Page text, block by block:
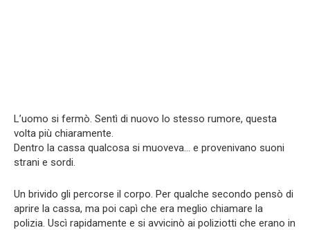
L’uomo si fermò. Sentì di nuovo lo stesso rumore, questa
volta più chiaramente.
Dentro la cassa qualcosa si muoveva… e provenivano suoni
strani e sordi.
Un brivido gli percorse il corpo. Per qualche secondo pensò di
aprire la cassa, ma poi capì che era meglio chiamare la
polizia. Uscì rapidamente e si avvicinò ai poliziotti che erano in